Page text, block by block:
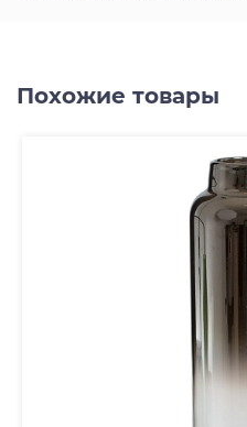
Похожие товары